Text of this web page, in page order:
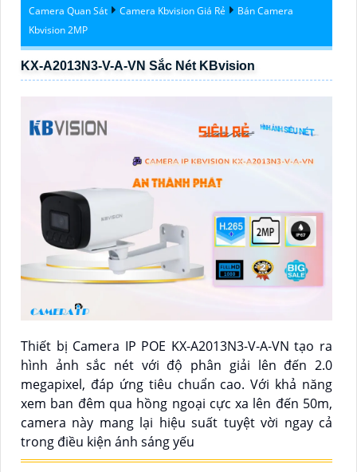
Camera Quan Sát Camera Kbvision Giá Rẻ
Bán Camera
Kbvision 2MP
KX-A2013N3-V-A-VN Sắc Nét KBvision
Thiết bị Camera IP POE KX-A2013N3-V-A-VN tạo ra
hình ảnh sắc nét với độ phân giải lên đến 2.0
megapixel, đáp ứng tiêu chuẩn cao. Với khả năng
xem ban đêm qua hồng ngoại cực xa lên đến 50m,
camera này mang lại hiệu suất tuyệt vời ngay cả
trong điều kiện ánh sáng yếu